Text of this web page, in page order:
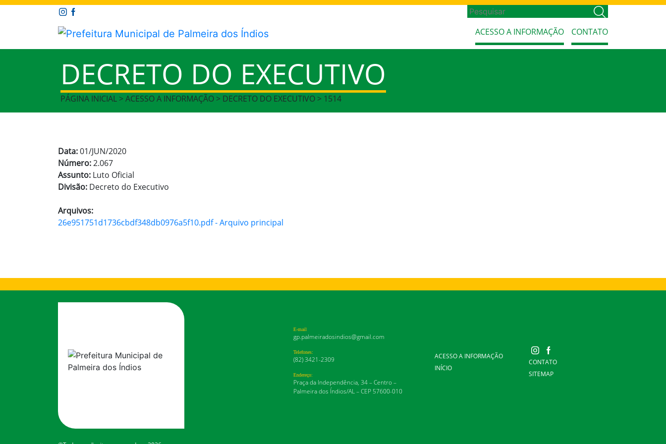
ACESSO A INFORMAÇÃO CONTATO
DECRETO DO EXECUTIVO
PÁGINA INICIAL > ACESSO A INFORMAÇÃO > DECRETO DO EXECUTIVO > 1514
Data:01/JUN/2020
Número:2.067
Assunto: Luto Oficial
Divisão: Decreto do Executivo
Arquivos:
26e951751d1736cbdf348db0976a5f10.pdf - Arquivo principal
E-mail
gp.palmeiradosindios@gmail.com
Telefones:
(82) 3421-2309
Endereço:
Praça da Independência, 34 – Centro –
Palmeira dos Índios/AL – CEP 57600-010
ACESSO A INFORMAÇÃO
INÍCIO
CONTATO
SITEMAP